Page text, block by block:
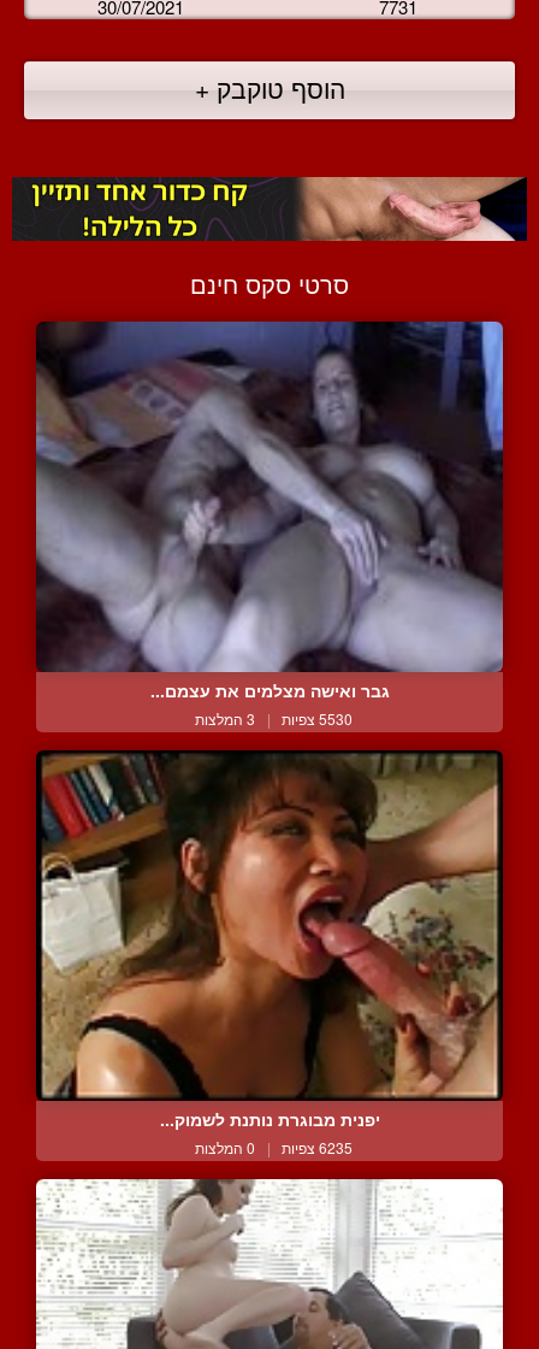
30/07/2021 7731
הוסף טוקבק +
סרטי סקס חינם
גבר ואישה מצלמים את עצמם...
5530 צפיות | 3 המלצות
יפנית מבוגרת נותנת לשמוק...
6235 צפיות | 0 המלצות